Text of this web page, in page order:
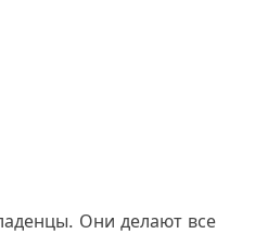
Они делают все